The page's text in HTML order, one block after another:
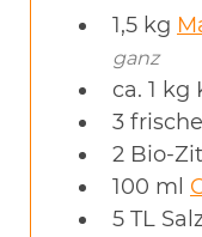
1,5 kg
ganz
ca. 1 kg
3
2 Bio-
100 ml
5 TL